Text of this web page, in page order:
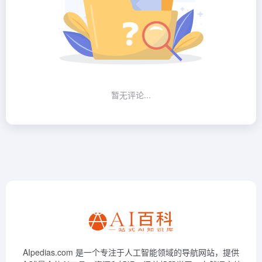
暂无评论...
AIpedias.com 是一个专注于人工智能领域的导航网站，提供